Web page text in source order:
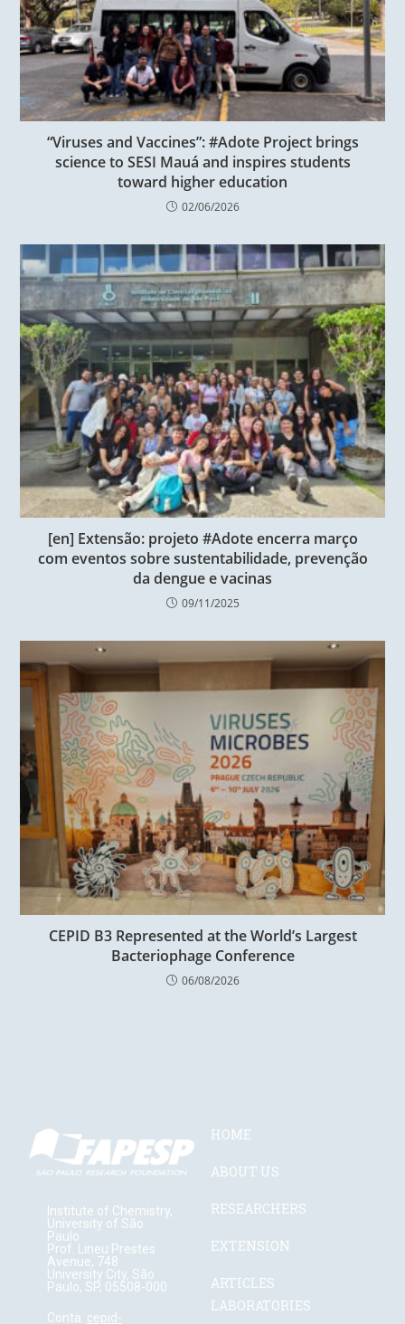
“Viruses and Vaccines”: #Adote Project brings
science to SESI Mauá and inspires students
toward higher education
02/06/2026
[en] Extensão: projeto #Adote encerra março
com eventos sobre sustentabilidade, prevenção
da dengue e vacinas
09/11/2025
CEPID B3 Represented at the World’s Largest
Bacteriophage Conference
06/08/2026
Institute of Chemistry,
University of São
Paulo
Prof. Lineu Prestes
Avenue, 748
University City, São
Paulo, SP, 05508-000
Conta cepid-
HOME
ABOUT US
RESEARCHERS
EXTENSION
ARTICLES
LABORATORIES